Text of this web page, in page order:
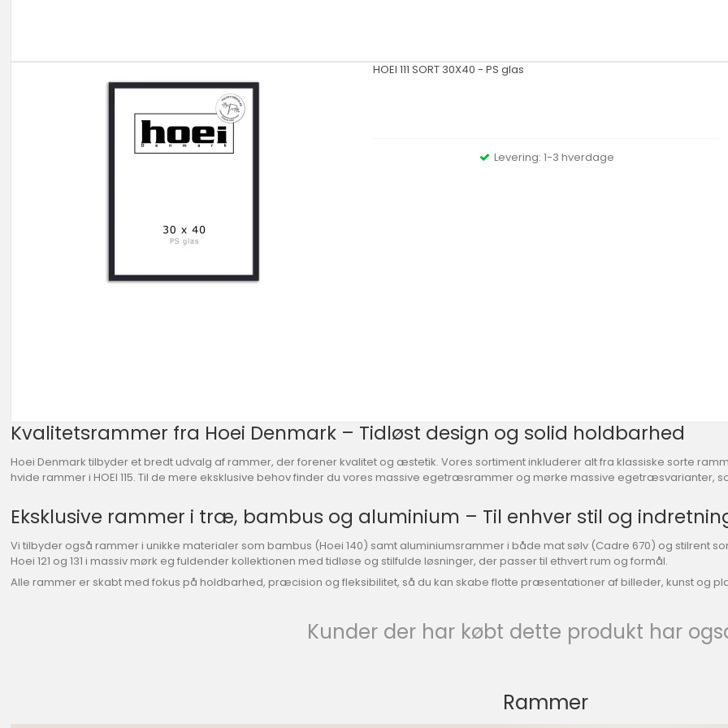
HOEI 111 SORT 30X40 - PS glas
Levering: 1-3 hverdage
Kvalitetsrammer fra Hoei Denmark – Tidløst design og solid holdbarhed
Hoei Denmark tilbyder et bredt udvalg af rammer, der forener kvalitet og æstetik. Vores sortiment inkluderer alt fra klassiske sorte
hvide rammer i HOEI 115. Til de mere eksklusive behov finder du vores massive egetræsrammer og mørke massive egetræsvarianter,
Eksklusive rammer i træ, bambus og aluminium – Til enhver stil og
Vi tilbyder også rammer i unikke materialer som bambus (Hoei 140) samt aluminiumsrammer i både mat sølv (Cadre 670) og stilrent
Hoei 121 og 131 i massiv mørk eg fuldender kollektionen med tidløse og stilfulde løsninger, der passer til ethvert rum og formål.
Alle rammer er skabt med fokus på holdbarhed, præcision og fleksibilitet, så du kan skabe flotte præsentationer af billeder, kunst og
Kunder der har købt dette produkt har
Rammer